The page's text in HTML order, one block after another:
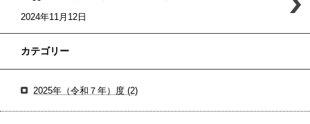
2024年11月12日
カテゴリー
2025年（令和７年）度 (2)